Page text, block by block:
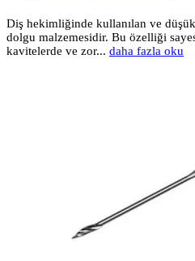
Diş hekimliğinde kullanılan ve
dolgu malzemesidir. Bu özelliği
kavitelerde ve zor... daha fazla oku